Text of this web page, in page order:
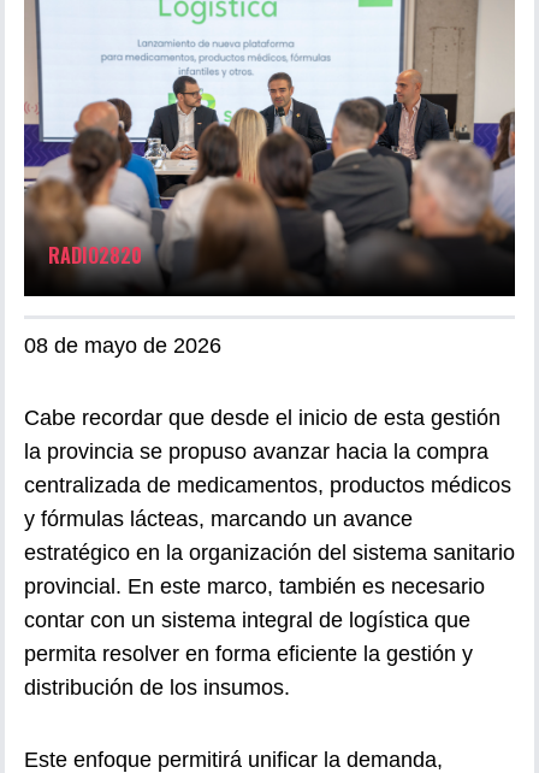
RADIO2820
08 de mayo de 2026
Cabe recordar que desde el inicio de esta gestión
la provincia se propuso avanzar hacia la compra
centralizada de medicamentos, productos médicos
y fórmulas lácteas, marcando un avance
estratégico en la organización del sistema sanitario
provincial. En este marco, también es necesario
contar con un sistema integral de logística que
permita resolver en forma eficiente la gestión y
distribución de los insumos.
Este enfoque permitirá unificar la demanda,